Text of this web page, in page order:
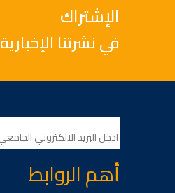
الإشتراك
في نشرتنا الإخبارية
أهم الروابط